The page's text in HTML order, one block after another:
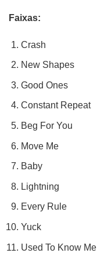
Faixas:
Crash
New Shapes
Good Ones
Constant Repeat
Beg For You
Move Me
Baby
Lightning
Every Rule
Yuck
Used To Know Me